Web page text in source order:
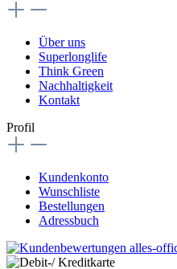
Über uns
Superlonglife
Think Green
Nachhaltigkeit
Kontakt
Profil
Kundenkonto
Wunschliste
Bestellungen
Adressbuch